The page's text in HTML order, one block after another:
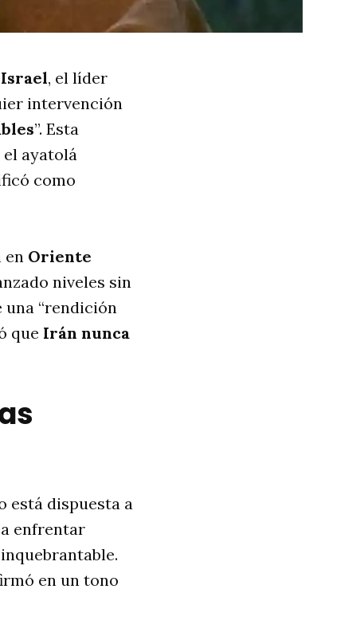
, el líder
intervención
”. Esta
ayatolá
como
en Oriente
niveles sin
una “rendición
que Irán nunca
está dispuesta a
enfrentar
en un tono